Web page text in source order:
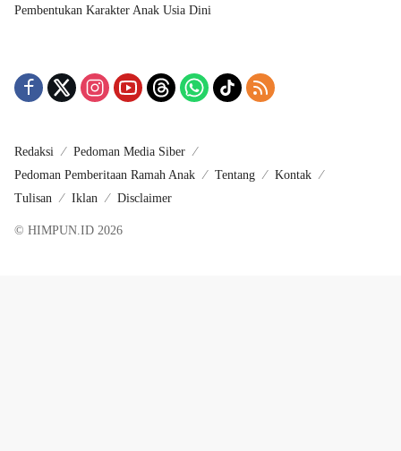
Pembentukan Karakter Anak Usia Dini
Redaksi
Pedoman Media Siber
Pedoman Pemberitaan Ramah Anak
Tentang
Kontak
Tulisan
Iklan Disclaimer
© HIMPUN.ID 2026